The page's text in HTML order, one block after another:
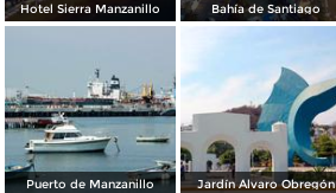
Hotel Sierra Manzanillo Bahía de Santiago
Puerto de Manzanillo Jardín Álvaro Obregón